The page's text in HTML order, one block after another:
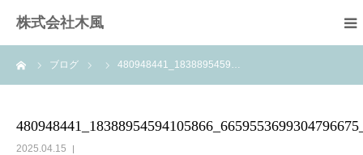
株式会社木風
ブログ 480948441_1838895459…
2025.04.15
業務案内